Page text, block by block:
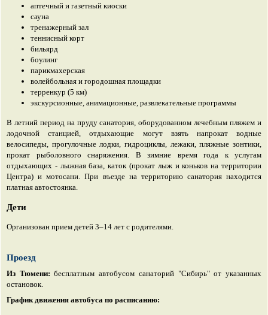
аптечный и газетный киоски
сауна
тренажерный зал
теннисный корт
бильярд
боулинг
парикмахерская
волейбольная и городошная площадки
терренкур (5 км)
экскурсионные, анимационные, развлекательные программы
В летний период на пруду санатория, оборудованном лечебным пляжем и
лодочной станцией, отдыхающие могут взять напрокат водные
велосипеды, прогулочные лодки, гидроциклы, лежаки, пляжные зонтики,
прокат рыболовного снаряжения. В зимние время года к услугам
отдыхающих - лыжная база, каток (прокат лыж и коньков на территории
Центра) и мотосани. При въезде на территорию санатория находится
платная автостоянка.
Дети
Организован прием детей 3–14 лет с родителями.
Проезд
Из Тюмени: бесплатным автобусом санаторий "Сибирь" от указанных
остановок.
График движения автобуса по расписанию: